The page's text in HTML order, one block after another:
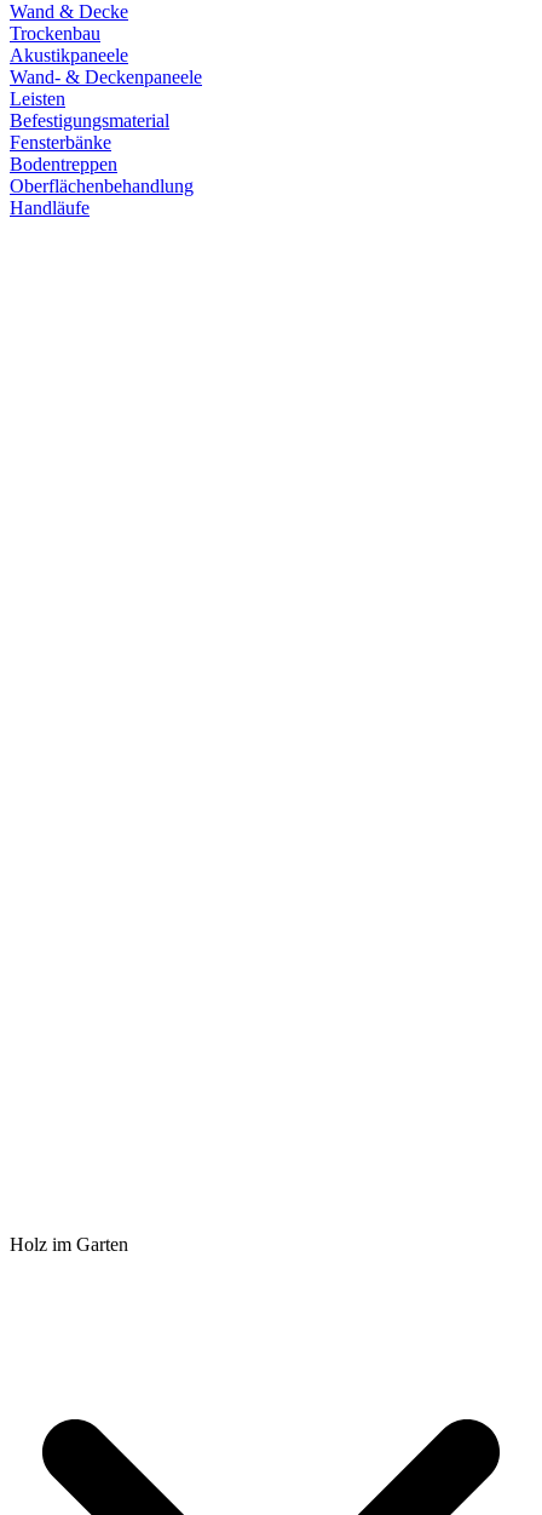
Wand & Decke
Trockenbau
Akustikpaneele
Wand- & Deckenpaneele
Leisten
Befestigungsmaterial
Fensterbänke
Bodentreppen
Oberflächenbehandlung
Handläufe
Holz im Garten